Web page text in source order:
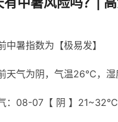
中暑指数为【极易发】
天气为阴，气温26℃，湿
：08-07【 阴 】